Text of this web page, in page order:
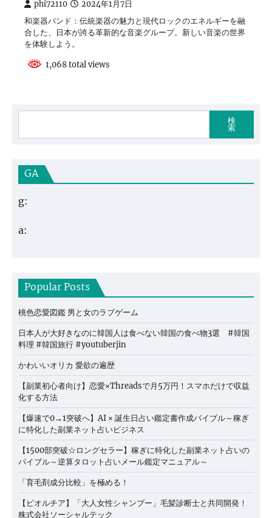
phi72110 2024年1月7日
和楽器バンド：伝統楽器の魅力と現代ロックのエネルギーを融
合した、日本が誇る革新的な音楽グループ。新しい音楽の世界
を体験しよう。
1,068 total views
検
索
GA
g:
a:
Popular Posts
桃色恋愛図鑑 男と女のラブゲーム
日本人が大好きなのに韓国人は食べない韓国の食べ物3選 #韓国
料理 #韓国旅行 #youtuberjin
かわいいオリカ 愛欲の遍歴
【副業初心者向け】恋愛×Threadsで月5万円！スマホだけで収益
化する方法
【爆速で0→1突破へ】AI × 誕生日占い鑑定書作成バイブル～稼ぎ
に特化した副業ネット占いビジネス
【1500部突破☆ロングセラー】稼ぎに特化した副業ネット占いの
バイブル～逆算タロット占いメール鑑定マニュアル～
「育毛剤成分比較」を極める！
【ビオルチア】「大人女性シャンプー」毛髪診断士と共同開発！
株式会社ソーシャルテック